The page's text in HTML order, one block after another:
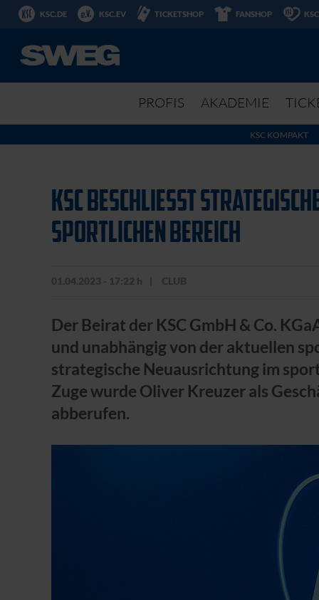
KSC.DE KSC.EV TICKETSHOP FANSHOP
PROFIS AKADEMIE
KSC KOMPAKT
KSC BESCHLIESST
PORTLICHEN BEREICH
01.04.2023 - 17:22 h CLUB
Der Beirat der KSC GmbH & Co.
und unabhängig von der aktuellen
strategische Neuausrichtung im
Zuge wurde Oliver Kreuzer als
abberufen.